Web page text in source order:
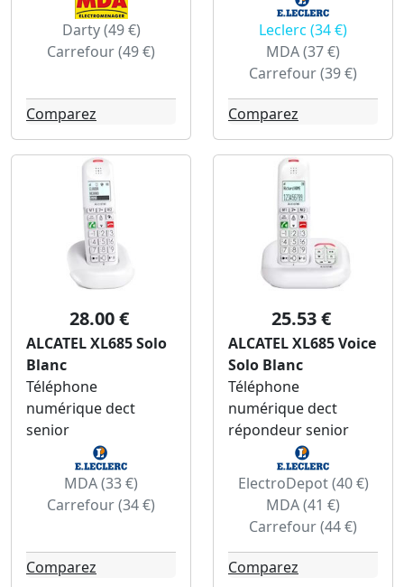
Darty (49 €)
Carrefour (49 €)
Comparez
Leclerc (34 €)
MDA (37 €)
Carrefour (39 €)
Comparez
28.00 €
ALCATEL XL685 Solo
Blanc
Téléphone
numérique dect
senior
MDA (33 €)
Carrefour (34 €)
Comparez
25.53 €
ALCATEL XL685 Voice
Solo Blanc
Téléphone
numérique dect
répondeur senior
ElectroDepot (40 €)
MDA (41 €)
Carrefour (44 €)
Comparez